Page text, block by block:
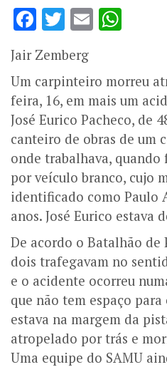
Facebook
Twitter
Email
Jair Zemberg
Um carpinteiro morreu
feira, 16, em mais um
José Eurico Pacheco, de
canteiro de obras de um
onde trabalhava,
por veículo branco, cujo
identificado como Paulo
anos. José Eurico estava
De acordo o Batalhão de
dois trafegavam no
e o acidente ocorreu
que não tem espaço para
estava na margem da
atropelado por trás e
Uma equipe do SAMU